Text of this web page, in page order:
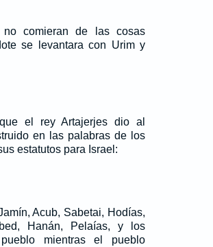
comieran de las cosas
se levantara con Urim y
el rey Artajerjes dio al
en las palabras de los
estatutos para Israel:
Acub, Sabetai, Hodías,
Hanán, Pelaías, y los
mientras el pueblo